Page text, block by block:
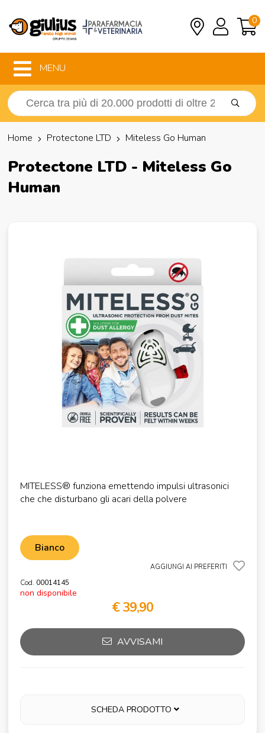
0
MENU
Home Protectone LTD Miteless Go Human
Protectone LTD - Miteless Go
Human
MITELESS® funziona emettendo impulsi ultrasonici
che che disturbano gli acari della polvere
Bianco
AGGIUNGI AI PREFERITI
Cod. 00014145
non disponibile
€ 39,90
AVVISAMI
SCHEDA PRODOTTO